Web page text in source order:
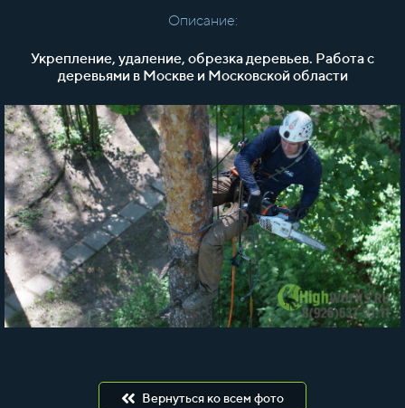
Описание:
Укрепление, удаление, обрезка деревьев. Работа с
деревьями в Москве и Московской области
Вернуться ко всем фото